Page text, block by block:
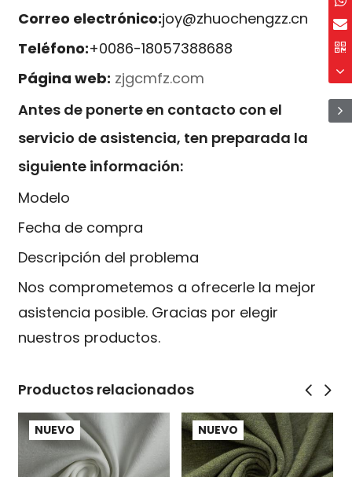
Correo electrónico:joy@zhuochengzz.cn
Teléfono:+0086-18057388688
Página web: zjgcmfz.com
Antes de ponerte en contacto con el
servicio de asistencia, ten preparada la
siguiente información:
Modelo
Fecha de compra
Descripción del problema
Nos comprometemos a ofrecerle la mejor
asistencia posible. Gracias por elegir
nuestros productos.
Productos relacionados
NUEVO NUEVO